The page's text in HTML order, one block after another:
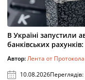
В Україні запустили
банківських
Автор:Лента от Протокола
10.08.2026Переглядів: